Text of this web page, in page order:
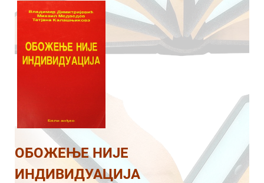
ОБОЖЕЊЕ НИЈЕ
ИНДИВИДУАЦИЈА